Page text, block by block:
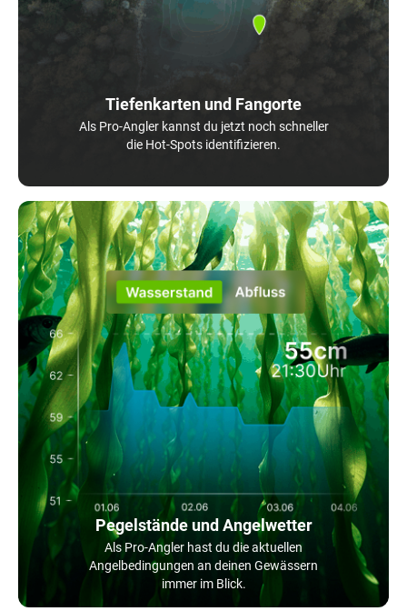
Tiefenkarten und Fangorte
Als Pro-Angler kannst du jetzt noch schneller
die Hot-Spots identifizieren.
Pegelstände und Angelwetter
Als Pro-Angler hast du die aktuellen
Angelbedingungen an deinen Gewässern
immer im Blick.